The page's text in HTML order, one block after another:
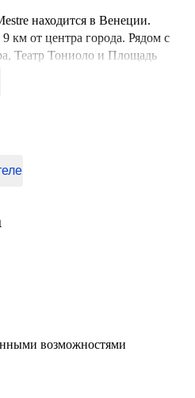
находится в Венеции.
км от центра города. Рядом с
Театр Тониоло и Площадь
возможностями